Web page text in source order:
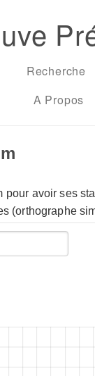
Recherche
A Propos
pour avoir ses
(orthographe